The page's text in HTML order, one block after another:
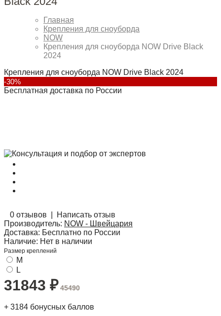
Главная
Крепления для сноуборда
NOW
Крепления для сноуборда NOW Drive Black
2024
Крепления для сноуборда NOW Drive Black 2024
-30%
Бесплатная доставка по России
0 отзывов
Написать отзыв
Производитель: NOW - Швейцария
Доставка: Бесплатно по России
Наличие: Нет в наличии
Размер креплений
M
L
31843 ₽ 45490
+ 3184 бонусных баллов